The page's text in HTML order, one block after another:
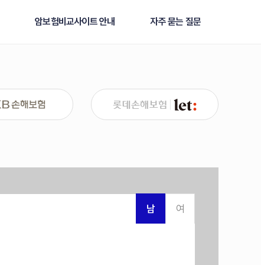
암보험비교사이트 안내 자주 묻는 질문
남 여